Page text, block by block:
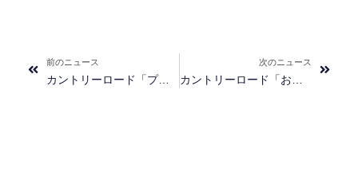
前のニュース
カントリーロード「プレシャスサポート 下部尿路ケア用食事療法食」の販売終了のお知らせ
次のニュース